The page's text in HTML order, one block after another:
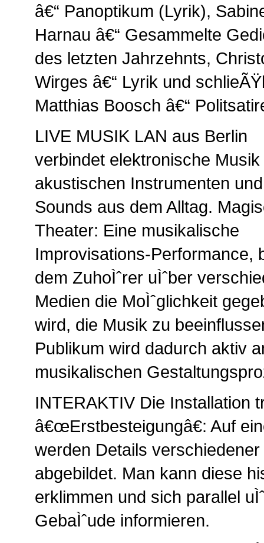
â€“ Panoptikum (Lyrik),
Harnau â€“ Gesammelte
des letzten Jahrzehnts,
Wirges â€“ Lyrik und
Matthias Boosch â€“
LIVE MUSIK LAN aus Berlin
verbindet elektronische Musik
akustischen Instrumenten und
Sounds aus dem Alltag.
Theater: Eine musikalische
Improvisations-Performance,
dem ZuhoÌˆrer uÌˆber
Medien die MoÌˆglichkeit
wird, die Musik zu
Publikum wird dadurch aktiv
musikalischen
INTERAKTIV Die Installation
â€œErstbesteigungâ€: Auf
werden Details
abgebildet. Man kann diese
erklimmen und sich parallel
GebaÌˆude informieren.